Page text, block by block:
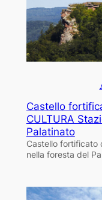
Castello
CULTURA
Palatinato
Castello fortificato
nella foresta del